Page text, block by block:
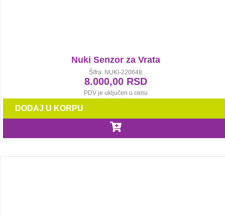
Nuki Senzor za Vrata
Šifra: NUKI-220648
8.000,00 RSD
PDV je uključen u cenu
DODAJ U KORPU